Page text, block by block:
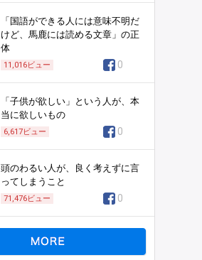
「国語ができる人には意味不明だ
けど、馬鹿には読める文章」の正
体
11,016ビュー 0
「子供が欲しい」という人が、本
当に欲しいもの
6,617ビュー 0
頭のわるい人が、良く考えずに言
ってしまうこと
71,476ビュー 0